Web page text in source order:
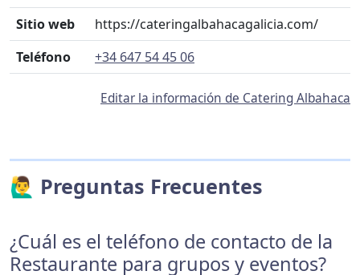
Sitio web
https://cateringalbahacagalicia.com/
Teléfono
+34 647 54 45 06
Editar la información de Catering Albahaca
🙋‍♂️ Preguntas Frecuentes
¿Cuál es el teléfono de contacto de la
Restaurante para grupos y eventos?